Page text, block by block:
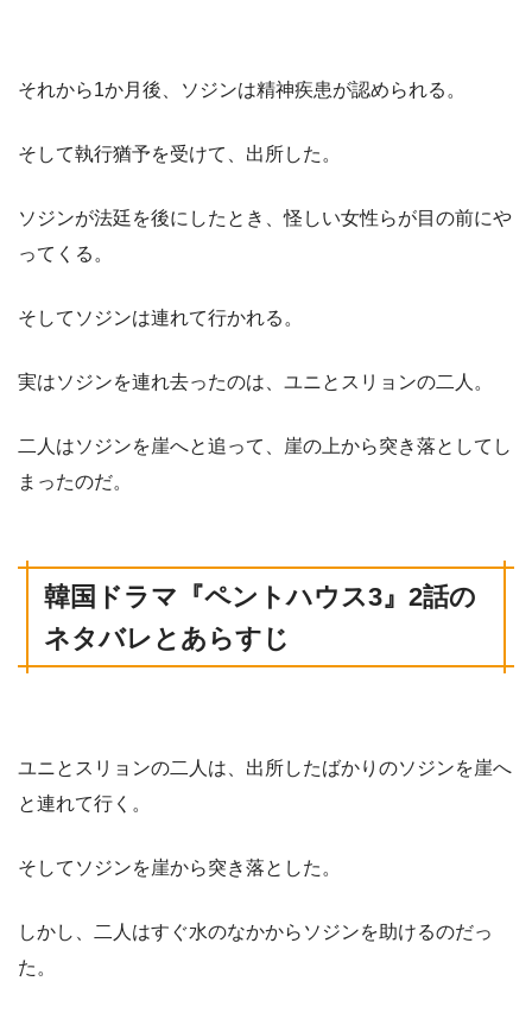
それから1か月後、ソジンは精神疾患が認められる。
そして執行猶予を受けて、出所した。
ソジンが法廷を後にしたとき、怪しい女性らが目の前にや
ってくる。
そしてソジンは連れて行かれる。
実はソジンを連れ去ったのは、ユニとスリョンの二人。
二人はソジンを崖へと追って、崖の上から突き落としてし
まったのだ。
韓国ドラマ 『ペントハウス3』2話の
ネタバレとあらすじ
ユニとスリョンの二人は、出所したばかりのソジンを崖へ
と連れて行く。
そしてソジンを崖から突き落とした。
しかし、二人はすぐ水のなかからソジンを助けるのだっ
た。